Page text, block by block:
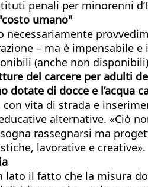
penali per minorenni
umano"
– ma è impensabile
(anche non
del carcere per adulti
dotate di docce e l’acqua
vita di strada e
alternative. «Ciò
rassegnarsi ma
lavorative e creative».
il fatto che la misura